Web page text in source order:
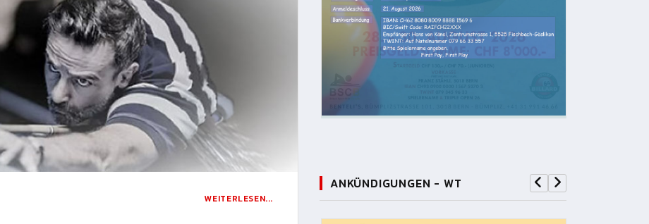
WEITERLESEN...
ANKÜNDIGUNGEN - WT